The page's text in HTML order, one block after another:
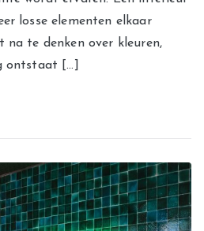
losse elementen elkaar
na te denken over kleuren,
ontstaat […]